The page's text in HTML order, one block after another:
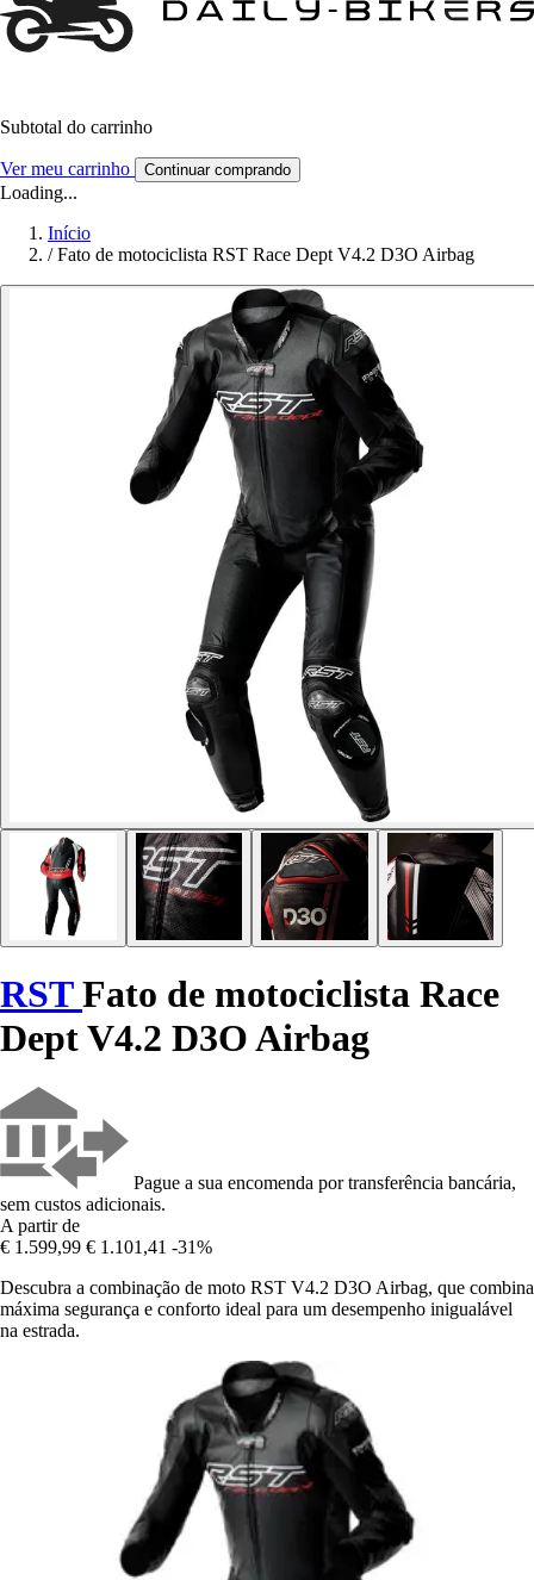
Subtotal do carrinho
Ver meu carrinho Continuar comprando
Loading...
Início
/ Fato de motociclista RST Race Dept V4.2 D3O Airbag
RSTFato de motociclista Race
Dept V4.2 D3O Airbag
Pague a sua encomenda por transferência bancária,
sem custos adicionais.
A partir de
€ 1.599,99 € 1.101,41 -31%
Descubra a combinação de moto RST V4.2 D3O Airbag, que combina
máxima segurança e conforto ideal para um desempenho inigualável
na estrada.